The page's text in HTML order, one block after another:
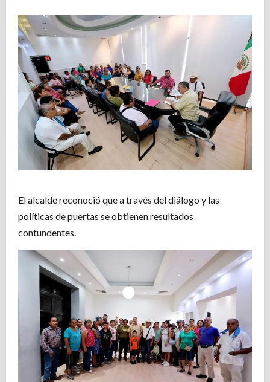
El alcalde reconoció que a través del diálogo y las
políticas de puertas se obtienen resultados
contundentes.